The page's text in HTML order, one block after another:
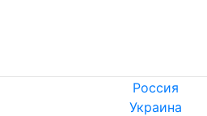
Россия
Украина